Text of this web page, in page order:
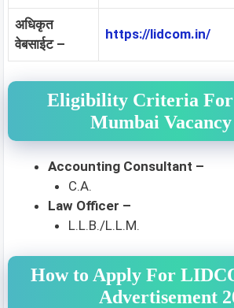
अधिकृत
वेबसाईट –
https://lidcom.in/
Eligibility Criteria
Mumbai Vacancy
Accounting Consultant –
C.A.
Law Officer –
L.L.B./L.L.M.
How to Apply For
Advertisement